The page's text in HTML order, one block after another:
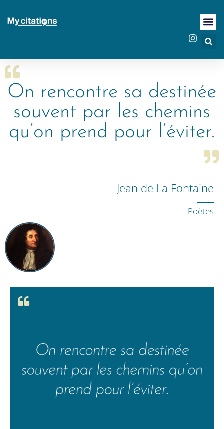
On rencontre sa destinée
souvent par les chemins
qu’on prend pour l’éviter.
Jean de La Fontaine
Poètes